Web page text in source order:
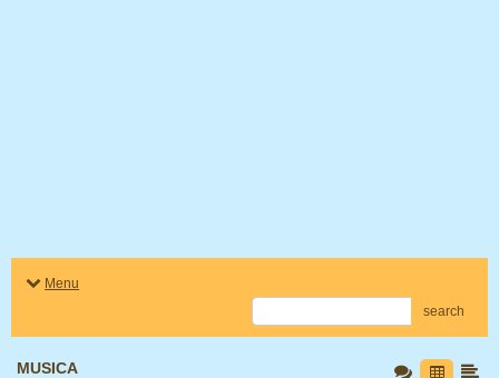
Menu
search
MUSICA